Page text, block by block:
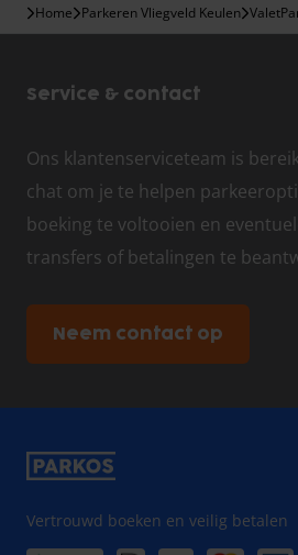
Home Parkeren Vliegveld Keulen
Service & contact
Ons klantenserviceteam is
chat om je te helpen
boeking te voltooien en
transfers of betalingen te
Neem contact op
Vertrouwd boeken en veilig betalen